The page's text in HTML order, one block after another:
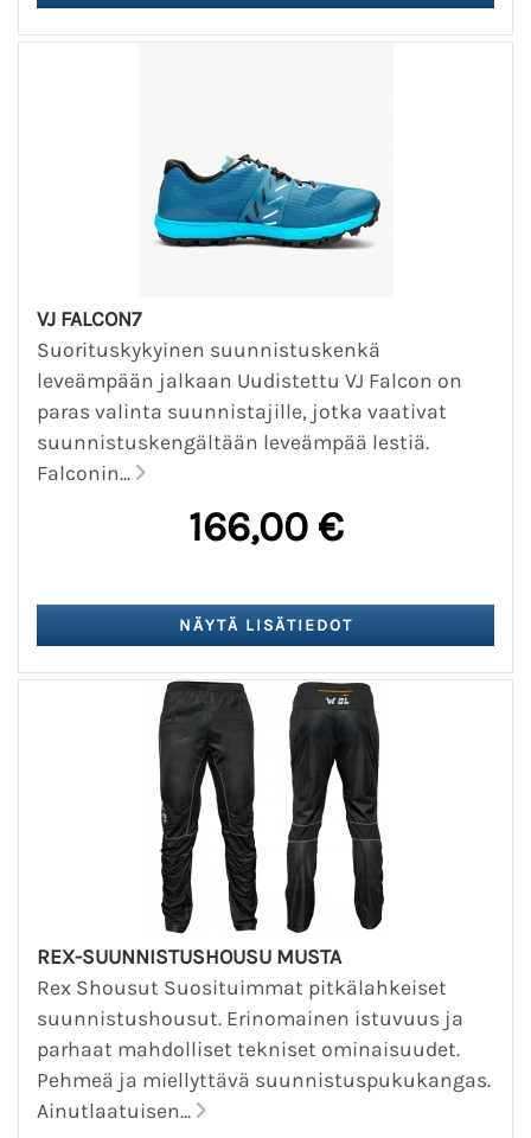
VJ FALCON7
Suorituskykyinen suunnistuskenkä
leveämpään jalkaan Uudistettu VJ Falcon on
paras valinta suunnistajille, jotka vaativat
suunnistuskengältään leveämpää lestiä.
Falconin...
166,00 €
REX-SUUNNISTUSHOUSU MUSTA
Rex Shousut Suosituimmat pitkälahkeiset
suunnistushousut. Erinomainen istuvuus ja
parhaat mahdolliset tekniset ominaisuudet.
Pehmeä ja miellyttävä suunnistuspukukangas.
Ainutlaatuisen...